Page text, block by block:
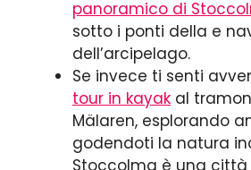
panoramico di
sotto i ponti della e
dell’arcipelago.
Se invece ti senti
tour in kayak al
Mälaren, esplorando
godendoti la natura